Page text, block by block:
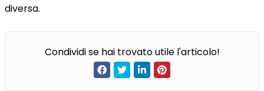
diversa.
Condividi se hai trovato utile l'articolo!